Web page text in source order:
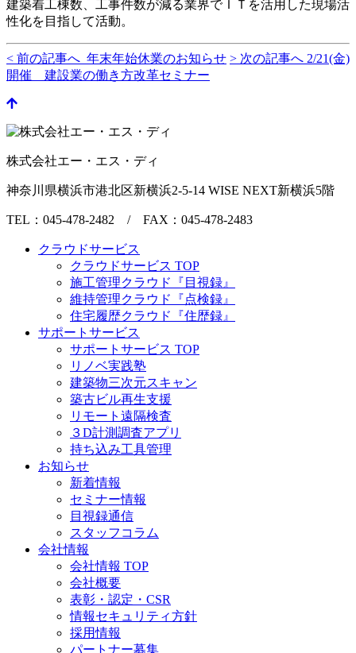
建築着工棟数、工事件数が減る業界でＩＴを活用した現場活
性化を目指して活動。
< 前の記事へ 年末年始休業のお知らせ > 次の記事へ 2/21(金)
開催 建設業の働き方改革セミナー
株式会社エー・エス・ディ
神奈川県横浜市港北区新横浜2-5-14 WISE NEXT新横浜5階
TEL：045-478-2482 / FAX：045-478-2483
クラウドサービス
クラウドサービス TOP
施工管理クラウド『目視録』
維持管理クラウド『点検録』
住宅履歴クラウド『住歴録』
サポートサービス
サポートサービス TOP
リノベ実践塾
建築物三次元スキャン
築古ビル再生支援
リモート遠隔検査
３D計測調査アプリ
持ち込み工具管理
お知らせ
新着情報
セミナー情報
目視録通信
スタッフコラム
会社情報
会社情報 TOP
会社概要
表彰・認定・CSR
情報セキュリティ方針
採用情報
パートナー募集